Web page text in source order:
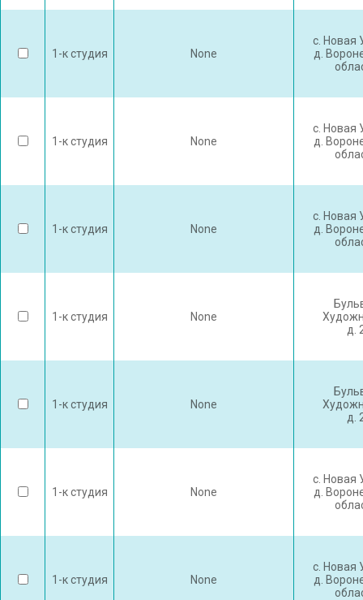
1-к студия None
с. Новая
д.
1-к студия None
с. Новая
д.
1-к студия None
с. Новая
д.
1-к студия None
д.
1-к студия None
д.
1-к студия None
с. Новая
д.
1-к студия None
с. Новая
д.